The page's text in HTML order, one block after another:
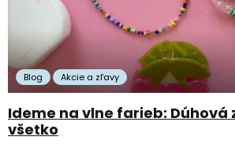
Blog Akcie a zľavy
Ideme na vlne farieb: Dúhová
všetko